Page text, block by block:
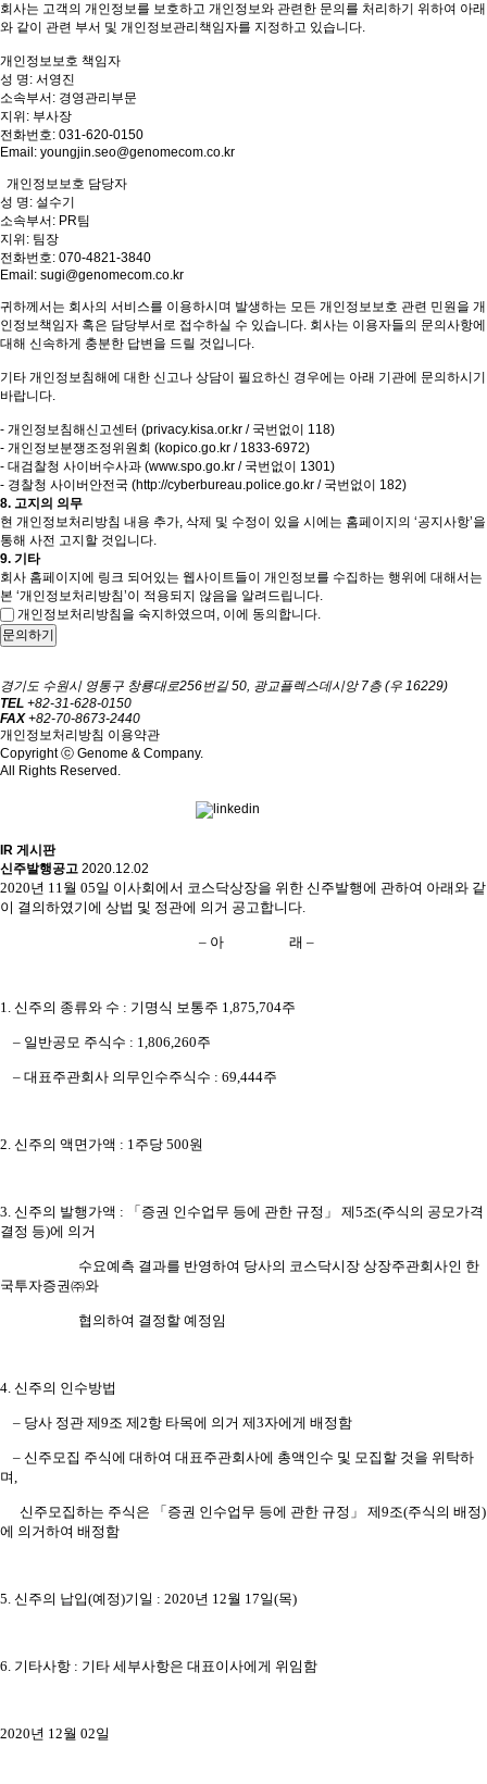
회사는 고객의 개인정보를 보호하고 개인정보와 관련한 문의를 처리하기 위하여 아래
와 같이 관련 부서 및 개인정보관리책임자를 지정하고 있습니다.
개인정보보호 책임자
성 명: 서영진
소속부서: 경영관리부문
지위: 부사장
전화번호: 031-620-0150
Email: youngjin.seo@genomecom.co.kr
개인정보보호 담당자
성 명: 설수기
소속부서: PR팀
지위: 팀장
전화번호: 070-4821-3840
Email: sugi@genomecom.co.kr
귀하께서는 회사의 서비스를 이용하시며 발생하는 모든 개인정보보호 관련 민원을 개
인정보책임자 혹은 담당부서로 접수하실 수 있습니다. 회사는 이용자들의 문의사항에
대해 신속하게 충분한 답변을 드릴 것입니다.
기타 개인정보침해에 대한 신고나 상담이 필요하신 경우에는 아래 기관에 문의하시기
바랍니다.
- 개인정보침해신고센터 (privacy.kisa.or.kr / 국번없이 118)
- 개인정보분쟁조정위원회 (kopico.go.kr / 1833-6972)
- 대검찰청 사이버수사과 (www.spo.go.kr / 국번없이 1301)
- 경찰청 사이버안전국 (http://cyberbureau.police.go.kr / 국번없이 182)
8. 고지의 의무
현 개인정보처리방침 내용 추가, 삭제 및 수정이 있을 시에는 홈페이지의 ‘공지사항’을
통해 사전 고지할 것입니다.
9. 기타
회사 홈페이지에 링크 되어있는 웹사이트들이 개인정보를 수집하는 행위에 대해서는
본 ‘개인정보처리방침’이 적용되지 않음을 알려드립니다.
개인정보처리방침을 숙지하였으며, 이에 동의합니다.
문의하기
경기도 수원시 영통구 창룡대로256번길 50, 광교플렉스데시앙 7층 (우 16229)
TEL +82-31-628-0150
FAX+82-70-8673-2440
개인정보처리방침 이용약관
Copyright ⓒ Genome & Company.
All Rights Reserved.
IR 게시판
신주발행공고 2020.12.02
2020년 11월 05일 이사회에서 코스닥상장을 위한 신주발행에 관하여 아래와 같
이 결의하였기에 상법 및 정관에 의거 공고합니다.
– 아 래 –
1. 신주의 종류와 수 : 기명식 보통주 1,875,704주
– 일반공모 주식수 : 1,806,260주
– 대표주관회사 의무인수주식수 : 69,444주
2. 신주의 액면가액 : 1주당 500원
3. 신주의 발행가액 : 「증권 인수업무 등에 관한 규정」 제5조(주식의 공모가격
결정 등)에 의거
수요예측 결과를 반영하여 당사의 코스닥시장 상장주관회사인 한
국투자증권㈜와
협의하여 결정할 예정임
4. 신주의 인수방법
– 당사 정관 제9조 제2항 타목에 의거 제3자에게 배정함
– 신주모집 주식에 대하여 대표주관회사에 총액인수 및 모집할 것을 위탁하
며,
신주모집하는 주식은 「증권 인수업무 등에 관한 규정」 제9조(주식의 배정)
에 의거하여 배정함
5. 신주의 납입(예정)기일 : 2020년 12월 17일(목)
6. 기타사항 : 기타 세부사항은 대표이사에게 위임함
2020년 12월 02일